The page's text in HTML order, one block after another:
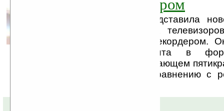
Компания Sharp представила
жидкокристаллических
встроенным Blu-ray-рекордером.
сжатие видеоконтента в
AVC/H.264, обеспечивающем
объёма памяти по сравнению с